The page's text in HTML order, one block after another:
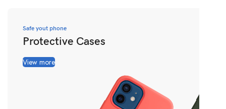
Safe yout phone
Protective Cases
View more